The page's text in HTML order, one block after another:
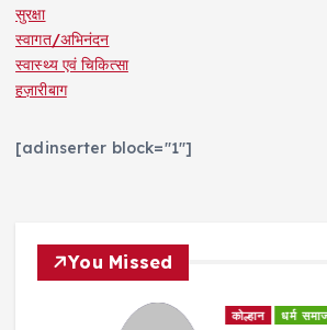
सुरक्षा
स्वागत/अभिनंदन
स्वास्थ्य एवं चिकित्सा
हज़ारीबाग
[adinserter block="1"]
You Missed
कोल्हान धर्म समाज शिक्षा जगत